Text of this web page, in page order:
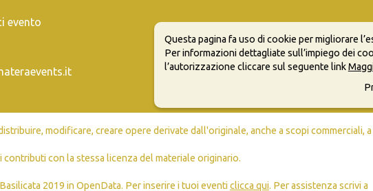
evento
modificare, creare opere derivate dall'originale, anche a scopi commerciali,
con la stessa licenza del materiale originario.
2019 in OpenData. Per inserire i tuoi eventi clicca qui. Per assistenza scrivi a
Questa pagina fa uso di cookie per migliorare
Per informazioni dettagliate sull’impiego dei
l’autorizzazione cliccare sul seguente link